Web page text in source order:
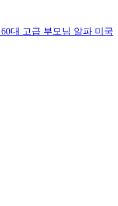
대 고급 부모님 알파 미국